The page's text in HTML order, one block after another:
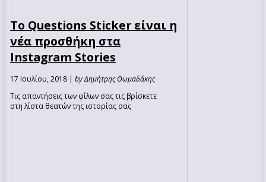
Το Questions Sticker είναι η
νέα προσθήκη στα
Instagram Stories
17 Ιουλίου, 2018 | by Δημήτρης Θωμαδάκης
Τις απαντήσεις των φίλων σας τις βρίσκετε
στη λίστα θεατών της ιστορίας σας